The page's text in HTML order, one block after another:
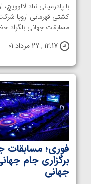
با پادرمیانی نناد
کشتی قهرمانی اروپا
مسابقات جهانی بلگراد
12:17 , 27 مرداد 01
فوری؛ مسابقات
برگزاری جام
جهانی